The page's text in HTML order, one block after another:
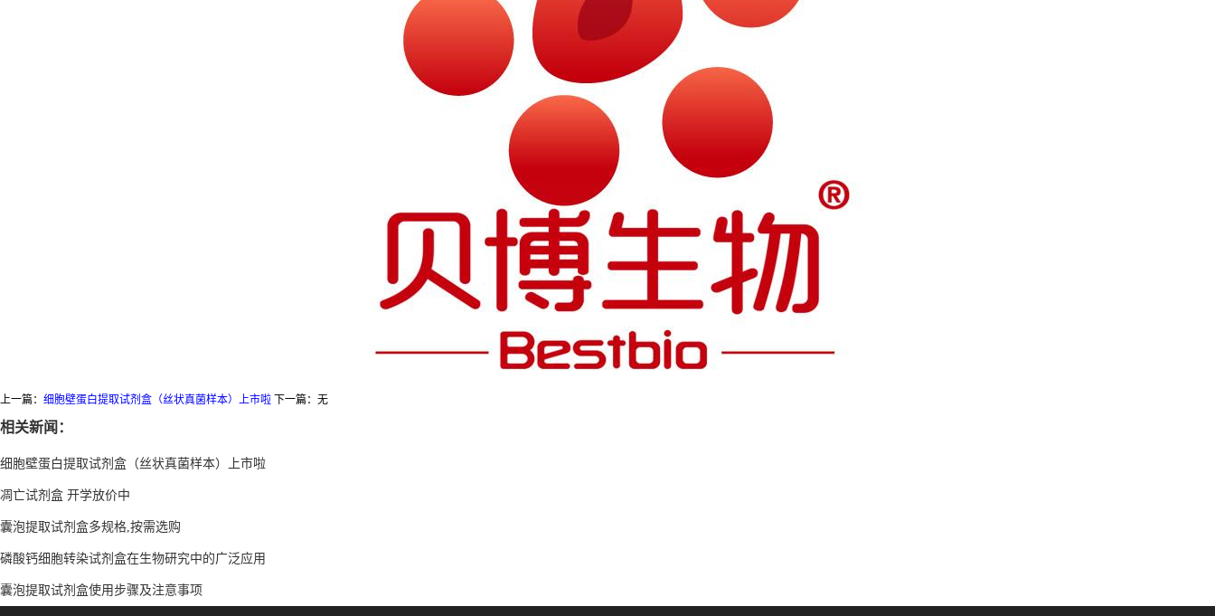
上一篇： 细胞壁蛋白提取试剂盒（丝状真菌样本）上市啦 下一篇：无
相关新闻：
细胞壁蛋白提取试剂盒（丝状真菌样本）上市啦
凋亡试剂盒 开学放价中
囊泡提取试剂盒多规格,按需选购
磷酸钙细胞转染试剂盒在生物研究中的广泛应用
囊泡提取试剂盒使用步骤及注意事项